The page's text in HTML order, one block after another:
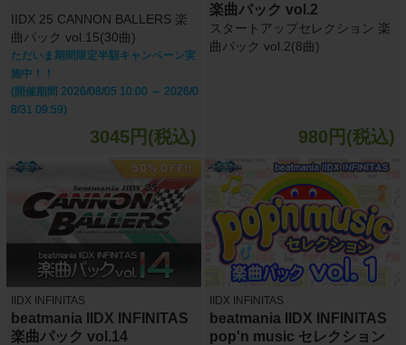
IIDX 25 CANNON BALLERS 楽
曲パック vol.15(30曲)
ただいま期間限定半額キャンペーン実
施中！！
(開催期間 2026/08/05 10:00 ～ 2026/0
8/31 09:59)
3045円(税込)
楽曲パック vol.2
スタートアップセレクション 楽
曲パック vol.2(8曲)
980円(税込)
IIDX INFINITAS
beatmania IIDX INFINITAS
楽曲パック vol.14
IIDX INFINITAS
beatmania IIDX INFINITAS
pop'n music セレクション